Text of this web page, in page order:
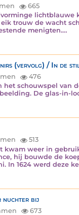
665
trouw de wacht
menigten.…
(vervolg) / In de
476
het schouwspel van
De glas-in-
513
kwam weer in
hij bouwde de
In 1624 werd deze
nuchter bij
673